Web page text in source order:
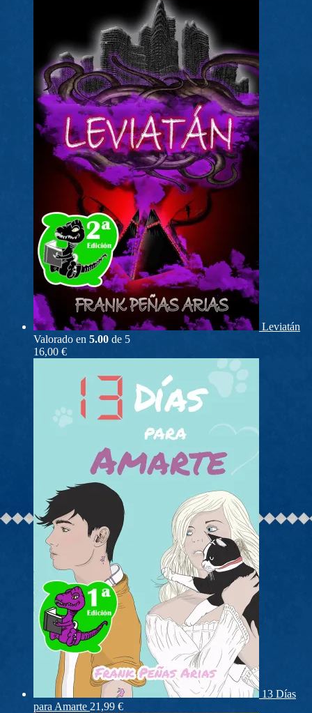
Leviatán
Valorado en 5.00 de 5
16,00 €
13 Días
para Amarte 21,99 €